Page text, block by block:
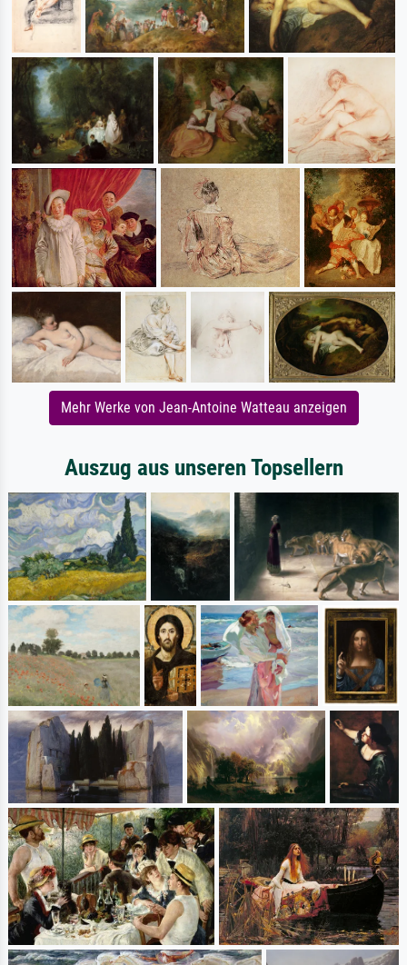
Mehr Werke von Jean-Antoine Watteau anzeigen
Auszug aus unseren Topsellern